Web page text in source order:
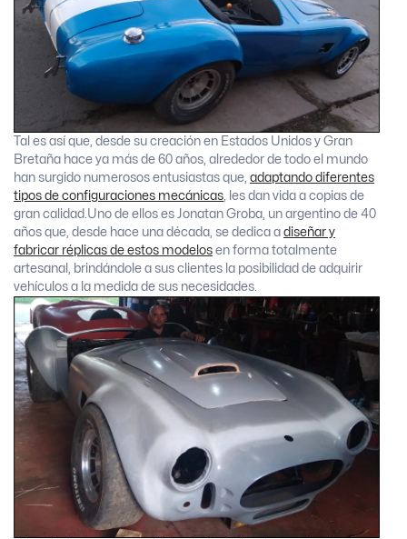
Tal es así que, desde su creación en Estados Unidos y Gran
Bretaña hace ya más de 60 años, alrededor de todo el mundo
han surgido numerosos entusiastas que, adaptando diferentes
tipos de configuraciones mecánicas , les dan vida a copias de
gran calidad. Uno de ellos es Jonatan Groba, un argentino de 40
años que, desde hace una década, se dedica a diseñar y
fabricar réplicas de estos modelos en forma totalmente
artesanal, brindándole a sus clientes la posibilidad de adquirir
vehículos a la medida de sus necesidades.